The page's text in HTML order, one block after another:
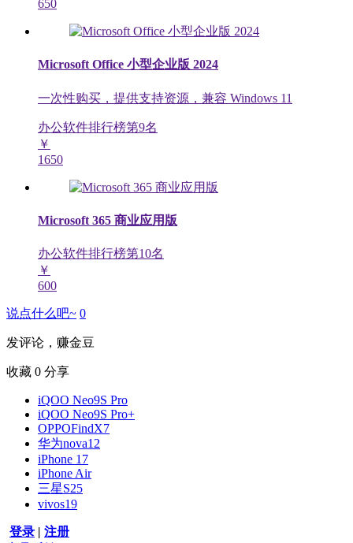
650
Microsoft Office 小型企业版 2024
一次性购买，提供支持资源，兼容 Windows 11
办公软件排行榜第9名
￥
1650
Microsoft 365 商业应用版
办公软件排行榜第10名
￥
600
说点什么吧~ 0
发评论，赚金豆
收藏 0 分享
iQOO Neo9S Pro
iQOO Neo9S Pro+
OPPOFindX7
华为nova12
iPhone 17
iPhone Air
三星S25
vivos19
登录 | 注册